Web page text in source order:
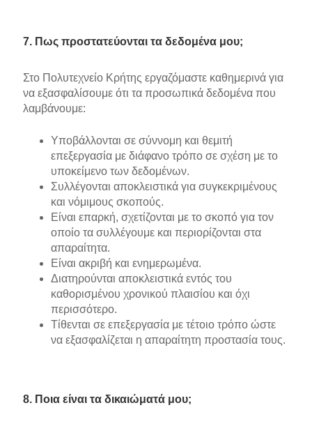
7. Πως προστατεύονται τα δεδομένα μου;
Στο Πολυτεχνείο Κρήτης εργαζόμαστε καθημερινά για
να εξασφαλίσουμε ότι τα προσωπικά δεδομένα που
λαμβάνουμε:
Υποβάλλονται σε σύννομη και θεμιτή
επεξεργασία με διάφανο τρόπο σε σχέση με το
υποκείμενο των δεδομένων.
Συλλέγονται αποκλειστικά για συγκεκριμένους
και νόμιμους σκοπούς.
Είναι επαρκή, σχετίζονται με το σκοπό για τον
οποίο τα συλλέγουμε και περιορίζονται στα
απαραίτητα.
Είναι ακριβή και ενημερωμένα.
Διατηρούνται αποκλειστικά εντός του
καθορισμένου χρονικού πλαισίου και όχι
περισσότερο.
Τίθενται σε επεξεργασία με τέτοιο τρόπο ώστε
να εξασφαλίζεται η απαραίτητη προστασία τους.
8. Ποια είναι τα δικαιώματά μου;